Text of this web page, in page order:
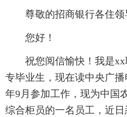
尊敬的招商银行各住领
您好！
祝您阅信愉快！我是
专毕业生，现在读中央广
年9月参加工作，现为中国
综合柜员的一名员工，近